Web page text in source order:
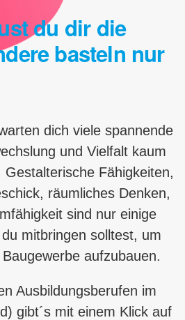
du dir die
basteln nur
dich viele span­nen­de
und Vielfalt kaum
Fähigkeiten,
räum­liches Denken,
sind nur einige
mit­brin­gen solltest, um
aufzubauen.
Ausbildungsberufen im
gibt´s mit einem Klick auf